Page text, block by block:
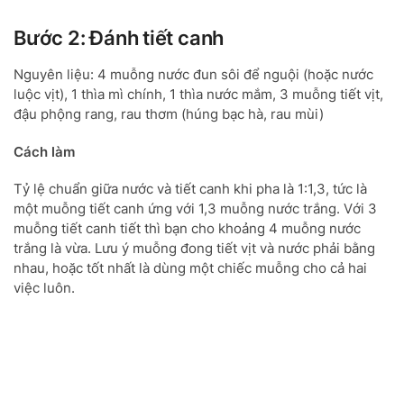
Bước 2: Đánh tiết canh
Nguyên liệu: 4 muỗng nước đun sôi để nguội (hoặc nước
luộc vịt), 1 thìa mì chính, 1 thìa nước mắm, 3 muỗng tiết vịt,
đậu phộng rang, rau thơm (húng bạc hà, rau mùi)
Cách làm
Tỷ lệ chuẩn giữa nước và tiết canh khi pha là 1:1,3, tức là
một muỗng tiết canh ứng với 1,3 muỗng nước trắng. Với 3
muỗng tiết canh tiết thì bạn cho khoảng 4 muỗng nước
trắng là vừa. Lưu ý muỗng đong tiết vịt và nước phải bằng
nhau, hoặc tốt nhất là dùng một chiếc muỗng cho cả hai
việc luôn.